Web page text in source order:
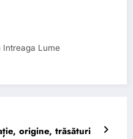
Intreaga Lume
origine, trăsături